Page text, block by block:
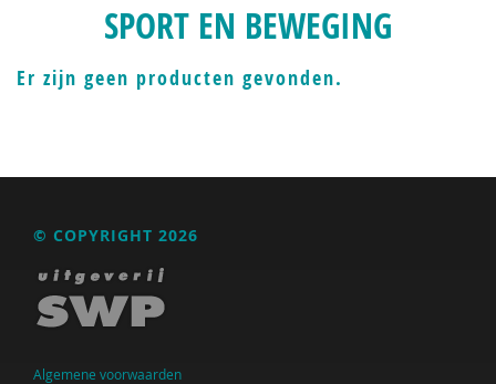
SPORT EN BEWEGING
Er zijn geen producten gevonden.
© COPYRIGHT 2026
Algemene voorwaarden